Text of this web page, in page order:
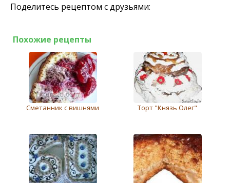
Поделитесь рецептом с друзьями:
Похожие рецепты
Сметанник с вишнями Торт "Князь Олег"